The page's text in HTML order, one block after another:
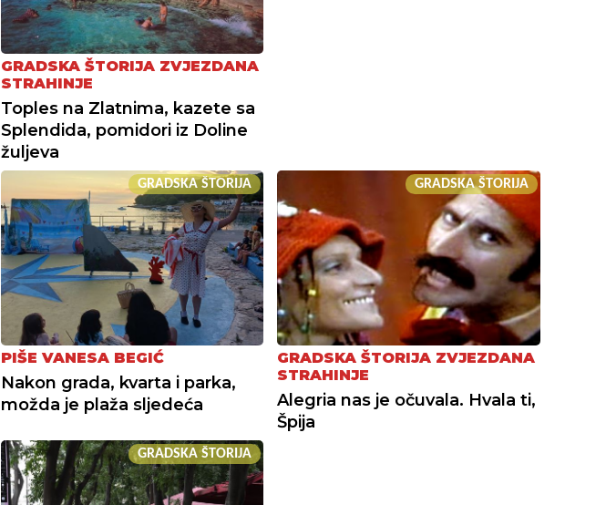
GRADSKA ŠTORIJA ZVJEZDANA
STRAHINJE
Toples na Zlatnima, kazete sa
Splendida, pomidori iz Doline
žuljeva
GRADSKA ŠTORIJA
PIŠE VANESA BEGIĆ
Nakon grada, kvarta i parka,
možda je plaža sljedeća
GRADSKA ŠTORIJA
GRADSKA ŠTORIJA ZVJEZDANA
STRAHINJE
Alegria nas je očuvala. Hvala ti,
Špija
GRADSKA ŠTORIJA